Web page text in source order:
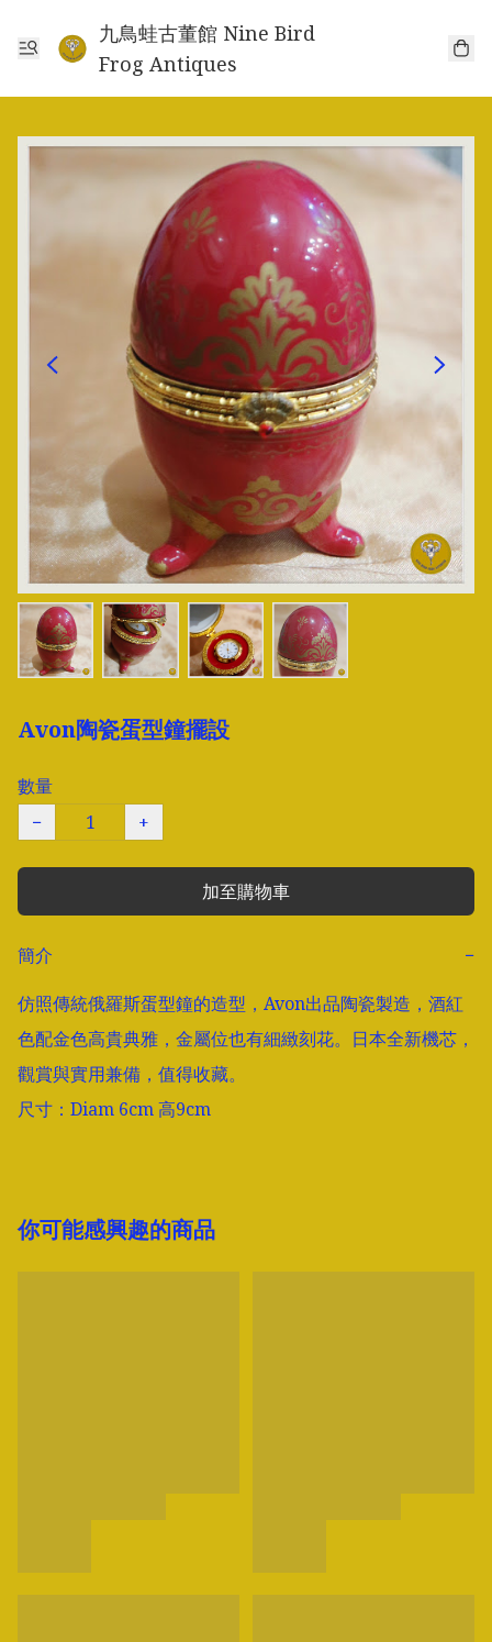
九鳥蛙古董館 Nine Bird
Frog Antiques
Avon陶瓷蛋型鐘擺設
數量
−
+
加至購物車
簡介
−
仿照傳統俄羅斯蛋型鐘的造型，Avon出品陶瓷製造，酒紅
色配金色高貴典雅，金屬位也有細緻刻花。日本全新機芯，
觀賞與實用兼備，值得收藏。
尺寸：Diam 6cm 高9cm
你可能感興趣的商品